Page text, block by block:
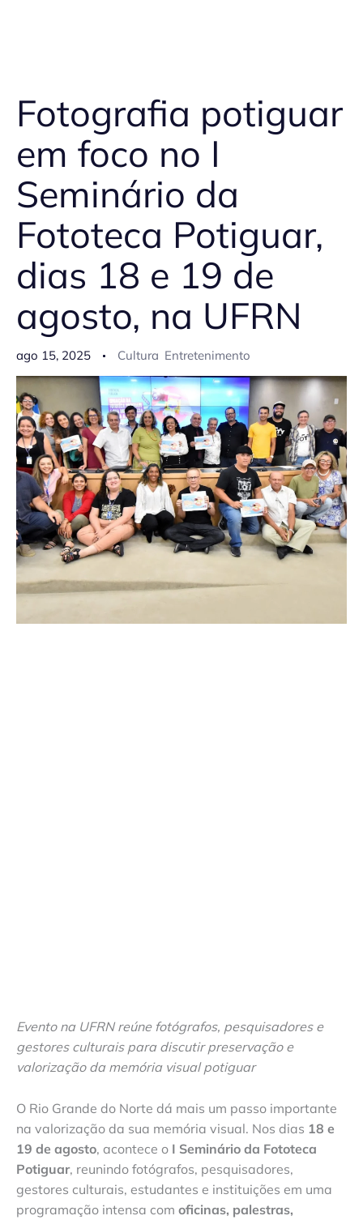
Fotografia potiguar
em foco no I
Seminário da
Fototeca Potiguar,
dias 18 e 19 de
agosto, na UFRN
ago 15, 2025 Cultura Entretenimento
Evento na UFRN reúne fotógrafos, pesquisadores e
gestores culturais para discutir preservação e
valorização da memória visual potiguar
O Rio Grande do Norte dá mais um passo importante
na valorização da sua memória visual. Nos dias 18 e
19 de agosto, acontece o I Seminário da Fototeca
Potiguar, reunindo fotógrafos, pesquisadores,
gestores culturais, estudantes e instituições em uma
programação intensa com oficinas, palestras,